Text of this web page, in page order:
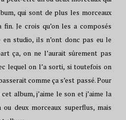
qui sont de plus les morceaux
fin. Je crois qu’on les a composés
en studio, ils n’ont donc pas eu le
ça, on ne l’aurait sûrement pas
lequel on l’a sorti, si toutefois on
comme ça s’est passé. Pour
album, j’aime le son et j’aime la
deux morceaux superflus, mais